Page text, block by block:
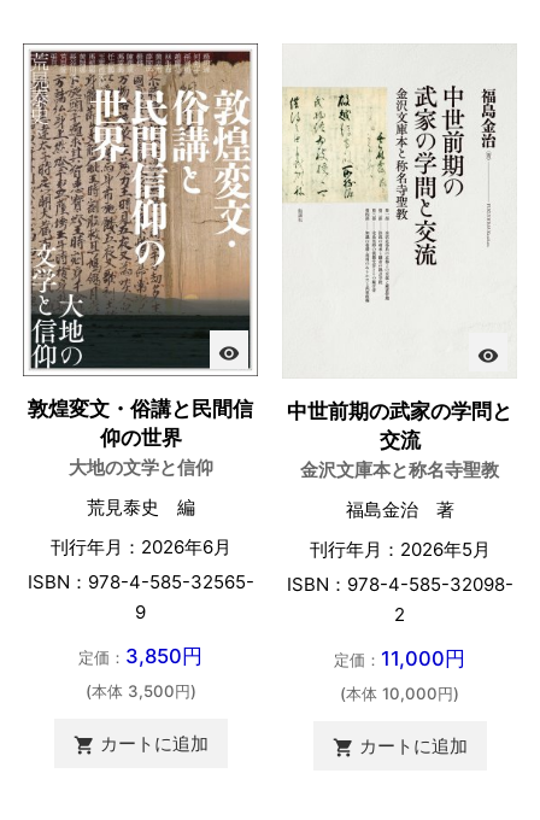
visibility
敦煌変文・俗講と民間信
仰の世界
大地の文学と信仰
荒見泰史 編
刊行年月：2026年6月
ISBN：978-4-585-32565-
9
定価： 3,850円
(本体 3,500円)
 カートに追加
visibility
中世前期の武家の学問と
交流
金沢文庫本と称名寺聖教
福島金治 著
刊行年月：2026年5月
ISBN：978-4-585-32098-
2
定価： 11,000円
(本体 10,000円)
 カートに追加